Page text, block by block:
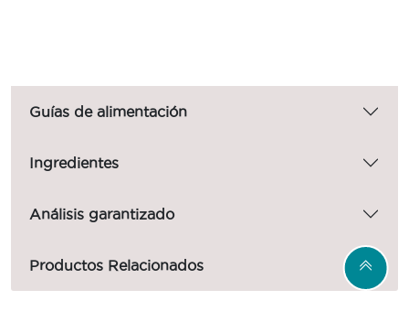
Guías de alimentación
Ingredientes
Análisis garantizado
Productos Relacionados